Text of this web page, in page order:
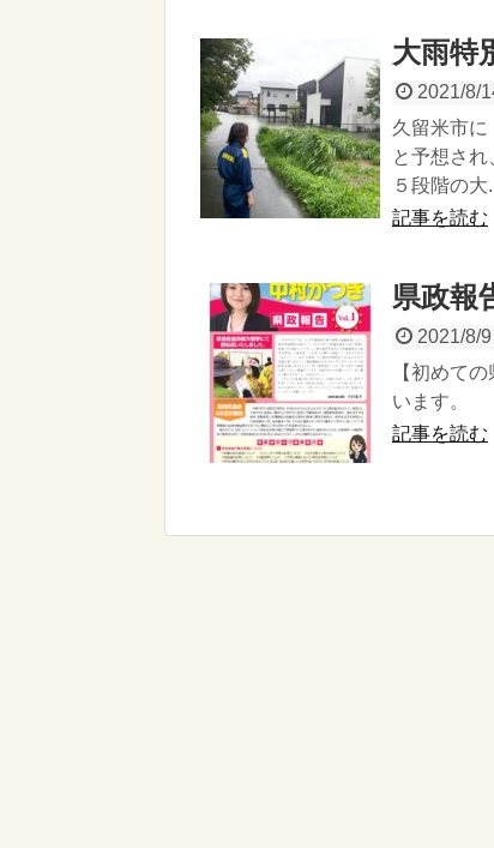
大雨特
2021/8/
久留米市
と予想さ
５段階の大
記事を読む
県政報
2021/8/9
【初めて
います。
記事を読む